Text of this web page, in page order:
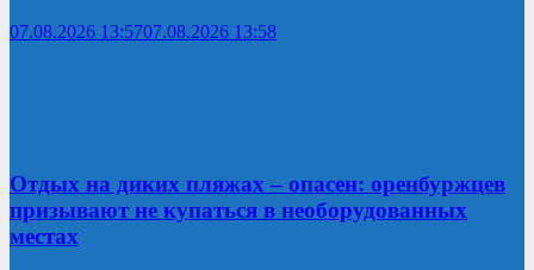
07.08.2026 13:5707.08.2026 13:58
Отдых на диких пляжах – опасен: оренбуржцев
призывают не купаться в необорудованных
местах